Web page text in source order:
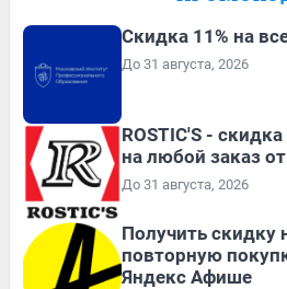
Скидка 11% на
До 31 августа, 2026
ROSTIC'S -
на любой заказ
До 31 августа, 2026
Получить скидку
повторную
Яндекс Афише